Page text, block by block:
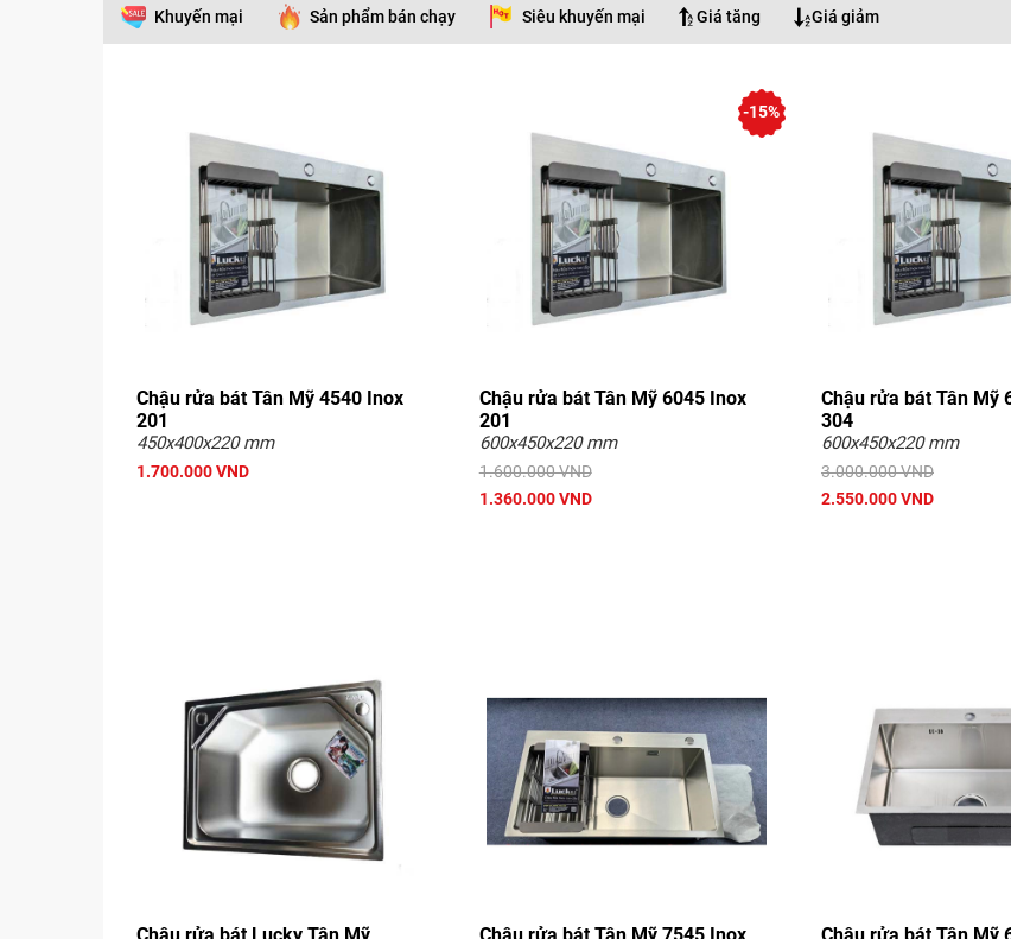
Khuyến mại Sản phẩm bán chạy Siêu khuyến mại Giá tăng Giá giảm
Chậu rửa bát Tân Mỹ 4540 Inox
201
450x400x220 mm
1.700.000 VND
Chậu rửa bát Tân Mỹ 6045 Inox
201
600x450x220 mm
1.600.000 VND
1.360.000 VND
-15%
Chậu rửa bát Tân Mỹ
304
600x450x220 mm
3.000.000 VND
2.550.000 VND